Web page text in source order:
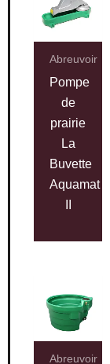
Abreuvoir
Pompe
de
prairie
La
Buvette
Aquamat
II
Abreuvoir